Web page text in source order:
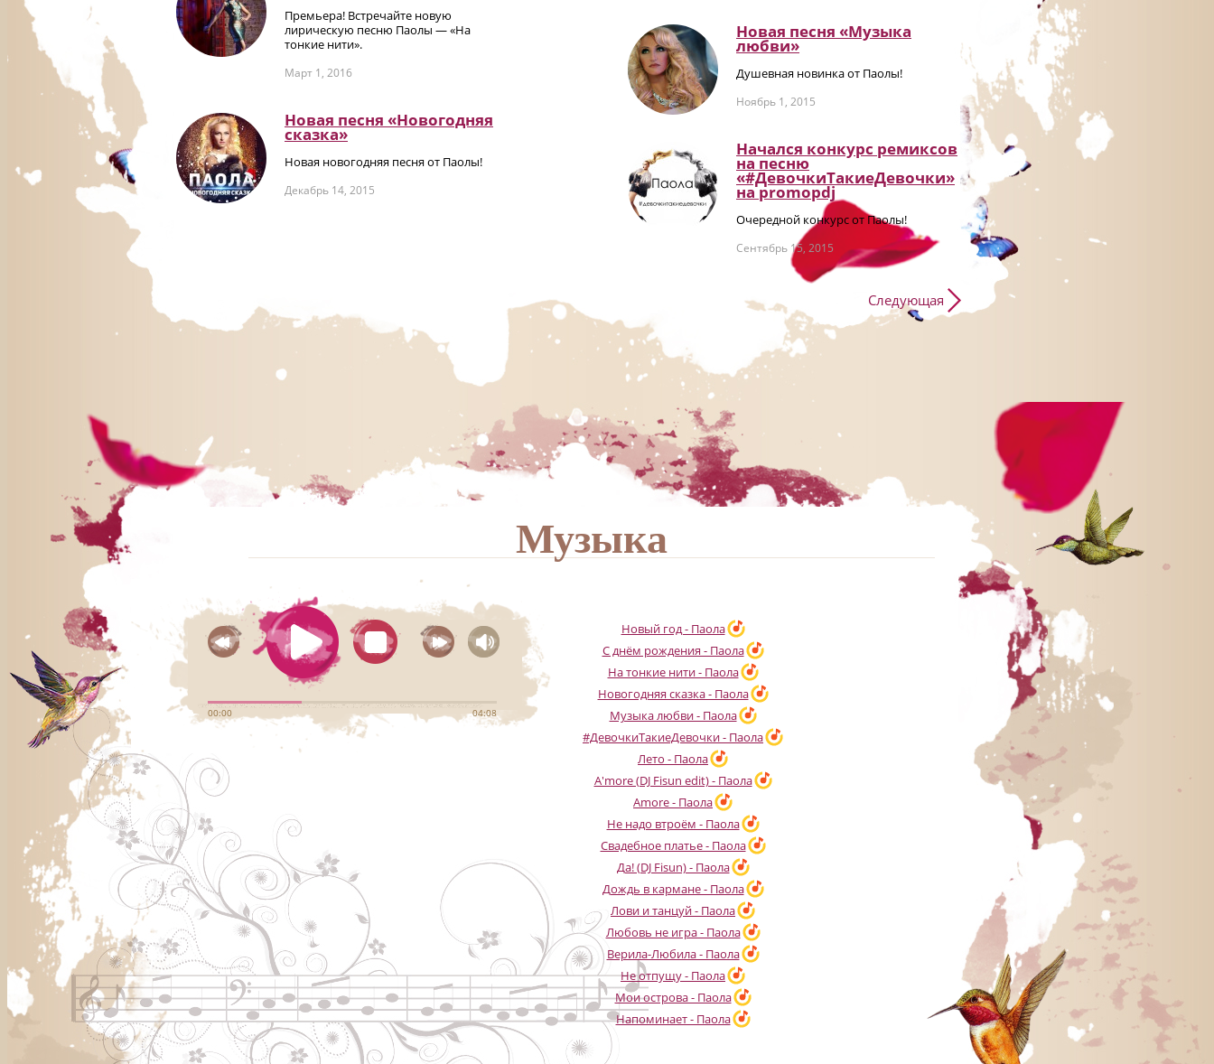
Премьера! Встречайте новую
лирическую песню Паолы — «На
тонкие нити».
Март 1, 2016
Новая песня «Новогодняя
сказка»
Новая новогодняя песня от Паолы!
Декабрь 14, 2015
Новая песня «Музыка
любви»
Душевная новинка от Паолы!
Ноябрь 1, 2015
Начался конкурс ремиксов
на песню
«#ДевочкиТакиеДевочки»
на promоpdj
Очередной конкурс от Паолы!
Сентябрь 15, 2015
Следующая
Музыка
00:00 04:08
Новый год - Паола
С днём рождения - Паола
На тонкие нити - Паола
Новогодняя сказка - Паола
Музыка любви - Паола
#ДевочкиТакиеДевочки - Паола
Лето - Паола
A'more (DJ Fisun edit) - Паола
Amore - Паола
Не надо втроём - Паола
Свадебное платье - Паола
Да! (DJ Fisun) - Паола
Дождь в кармане - Паола
Лови и танцуй - Паола
Любовь не игра - Паола
Верила-Любила - Паола
Не отпущу - Паола
Мои острова - Паола
Напоминает - Паола